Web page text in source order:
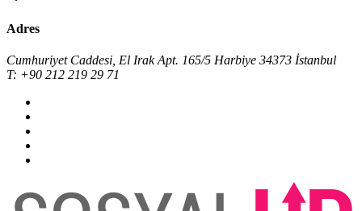
Adres
Cumhuriyet Caddesi, El Irak Apt. 165/5 Harbiye 34373 İstanbul
T: +90 212 219 29 71